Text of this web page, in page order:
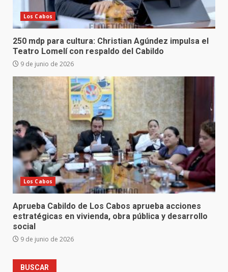
Los Cabos
250 mdp para cultura: Christian Agúndez impulsa el
Teatro Lomelí con respaldo del Cabildo
9 de junio de 2026
Los Cabos
Aprueba Cabildo de Los Cabos aprueba acciones
estratégicas en vivienda, obra pública y desarrollo
social
9 de junio de 2026
BUSCAR